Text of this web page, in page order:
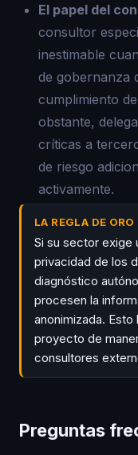
El papel del
consultor
inestimable
de gobernanza
cumplimiento
obstante,
críticas a
de riesgo
activamente.
LA REGLA DE
Si su sector exige
privacidad de los
diagnóstico
procesen la
anonimizada.
proyecto de
consultores
Preguntas